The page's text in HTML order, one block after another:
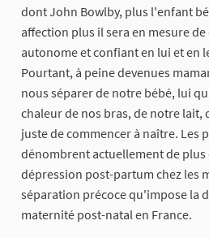
dont John Bowlby, plus l'enfant
affection plus il sera en mesure
autonome et confiant en lui et en
Pourtant, à peine devenues
nous séparer de notre bébé, lui
chaleur de nos bras, de notre lait,
juste de commencer à naître. Les
dénombrent actuellement de plus
dépression post-partum chez les
séparation précoce qu'impose la
maternité post-natal en France.